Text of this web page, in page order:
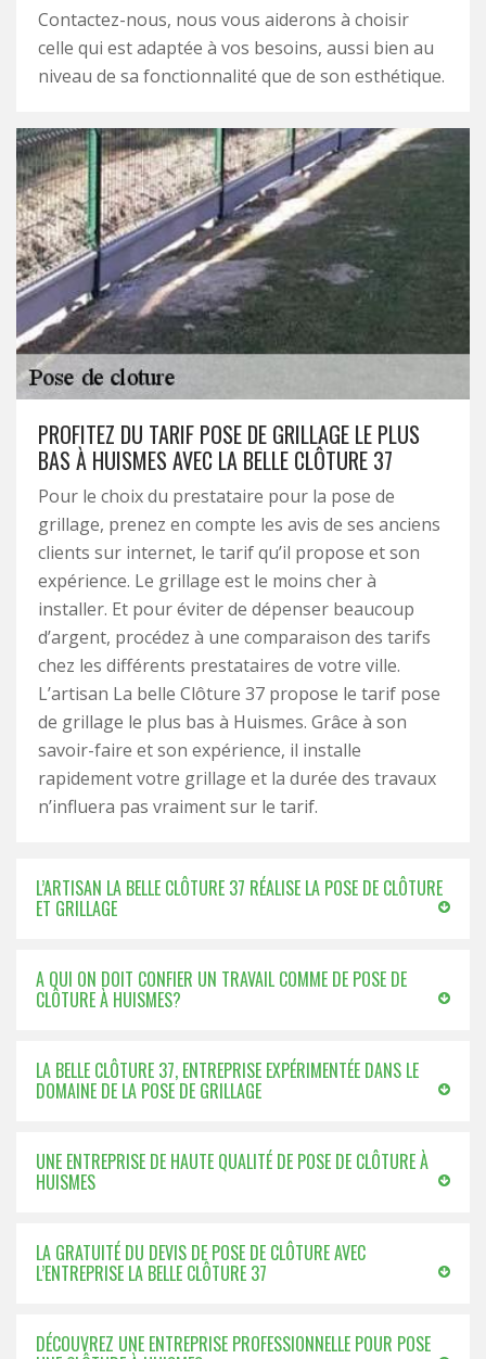
Contactez-nous, nous vous aiderons à choisir
celle qui est adaptée à vos besoins, aussi bien au
niveau de sa fonctionnalité que de son esthétique.
PROFITEZ DU TARIF POSE DE GRILLAGE LE PLUS
BAS À HUISMES AVEC LA BELLE CLÔTURE 37
Pour le choix du prestataire pour la pose de
grillage, prenez en compte les avis de ses anciens
clients sur internet, le tarif qu’il propose et son
expérience. Le grillage est le moins cher à
installer. Et pour éviter de dépenser beaucoup
d’argent, procédez à une comparaison des tarifs
chez les différents prestataires de votre ville.
L’artisan La belle Clôture 37 propose le tarif pose
de grillage le plus bas à Huismes. Grâce à son
savoir-faire et son expérience, il installe
rapidement votre grillage et la durée des travaux
n’influera pas vraiment sur le tarif.
L’ARTISAN LA BELLE CLÔTURE 37 RÉALISE LA POSE DE CLÔTURE
ET GRILLAGE
A QUI ON DOIT CONFIER UN TRAVAIL COMME DE POSE DE
CLÔTURE À HUISMES?
LA BELLE CLÔTURE 37, ENTREPRISE EXPÉRIMENTÉE DANS LE
DOMAINE DE LA POSE DE GRILLAGE
UNE ENTREPRISE DE HAUTE QUALITÉ DE POSE DE CLÔTURE À
HUISMES
LA GRATUITÉ DU DEVIS DE POSE DE CLÔTURE AVEC
L’ENTREPRISE LA BELLE CLÔTURE 37
DÉCOUVREZ UNE ENTREPRISE PROFESSIONNELLE POUR POSE